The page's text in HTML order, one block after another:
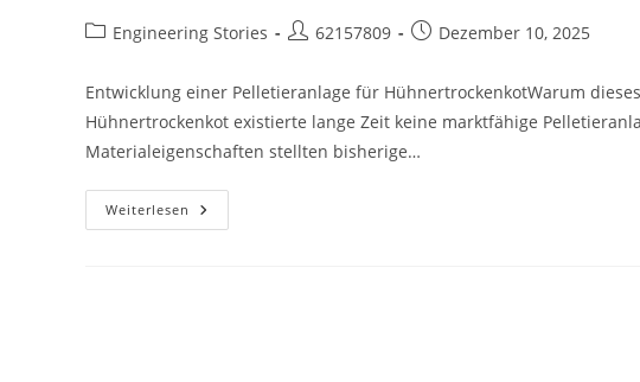
Beitrags-
Engineering Stories
Beitrags-
62157809
BeitragDezember 10, 2025
Entwicklung einer Pelletieranlage für HühnertrockenkotWarum
Hühnertrockenkot existierte lange Zeit keine marktfähige
Materialeigenschaften stellten bisherige…
Weiterlesen STORY
-